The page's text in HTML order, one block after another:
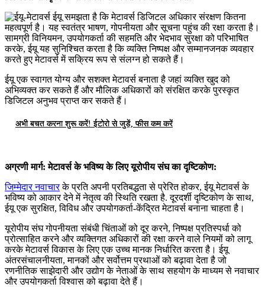
ईयू समझता है कि मेटावर्स डिजिटल अधिकार संरक्षण कितना
महत्वपूर्ण है। यह स्वतंत्र भाषण, गोपनीयता और सूचना पहुंच की रक्षा करता है।
सामग्री विनियमन, उपयोगकर्ता की सहमति और भेदभाव सुरक्षा को परिभाषित
करके, ईयू यह सुनिश्चित करता है कि व्यक्ति निष्पक्ष और सम्मानजनक व्यवहार
करते हुए मेटावर्स में सक्रिय रूप से संलग्न हो सकते हैं।
ईयू एक स्वागत योग्य और सशक्त मेटावर्स बनाता है जहां व्यक्ति खुद को
अभिव्यक्त कर सकते हैं और मौलिक अधिकारों को संरक्षित करके पुरस्कृत
डिजिटल अनुभव प्राप्त कर सकते हैं।
अभी बचत करना शुरू करें! ईटोरो से जुड़ें, फीस कम करें
अग्रणी मार्ग: मेटावर्स के भविष्य के लिए यूरोपीय संघ का दृष्टिकोण:
जिम्मेदार नवाचार के प्रति अपनी प्रतिबद्धता से प्रेरित होकर, ईयू मेटावर्स के
भविष्य को आकार देने में नेतृत्व की स्थिति रखता है. दूरदर्शी दृष्टिकोण के साथ,
ईयू एक सुरक्षित, विविध और उपयोगकर्ता-केंद्रित मेटावर्स बनाना चाहता है।
यूरोपीय संघ गोपनीयता संबंधी चिंताओं को दूर करने, निष्पक्ष प्रतिस्पर्धा को
प्रोत्साहित करने और व्यक्तिगत अधिकारों की रक्षा करने वाले नियमों को लागू
करके मेटावर्स विकास के लिए एक उच्च मानक निर्धारित करता है। ईयू
अंतरसंचालनीयता, मानकों और सर्वोत्तम प्रथाओं को बढ़ावा देता है जो
रणनीतिक साझेदारी और उद्योग के नेताओं के साथ सहयोग के माध्यम से नवाचार
और उपयोगकर्ता विश्वास को बढ़ावा देते हैं।